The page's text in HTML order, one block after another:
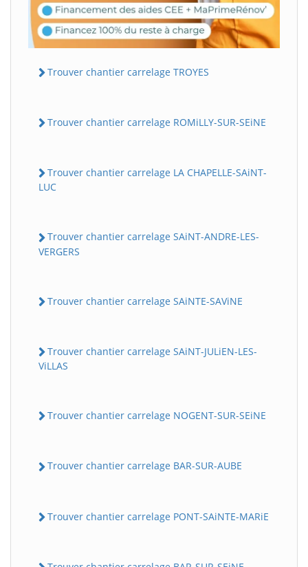
Trouver chantier carrelage TROYES
Trouver chantier carrelage ROMiLLY-SUR-SEiNE
Trouver chantier carrelage LA CHAPELLE-SAiNT-
LUC
Trouver chantier carrelage SAiNT-ANDRE-LES-
VERGERS
Trouver chantier carrelage SAiNTE-SAViNE
Trouver chantier carrelage SAiNT-JULiEN-LES-
ViLLAS
Trouver chantier carrelage NOGENT-SUR-SEiNE
Trouver chantier carrelage BAR-SUR-AUBE
Trouver chantier carrelage PONT-SAiNTE-MARiE